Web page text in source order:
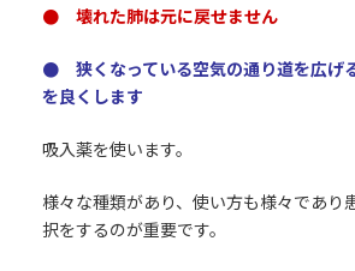
● 壊れた肺は元に戻せません
● 狭くなっている空気の通り道を広げ
を良くします
吸入薬を使います。
様々な種類があり、使い方も様々であり
択をするのが重要です。